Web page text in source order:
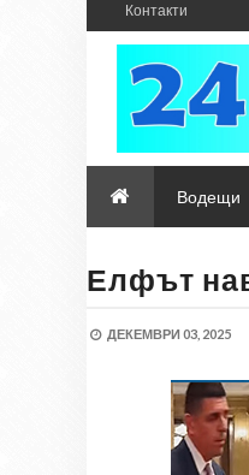
Контакти
Водещи
Елфът
ДЕКЕМВРИ 03, 2025